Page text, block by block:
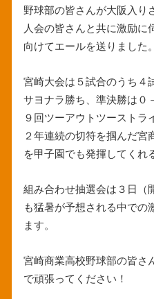
野球部の皆さんが大阪入り
人会の皆さんと共に激励に
向けてエールを送りました。
宮崎大会は５試合のうち４
サヨナラ勝ち、準決勝は０
９回ツーアウトツースト
２年連続の切符を掴んだ宮
を甲子園でも発揮してくれ
組み合わせ抽選会は３日（
も猛暑が予想される中での
ます。
宮崎商業高校野球部の皆さ
で頑張ってください！